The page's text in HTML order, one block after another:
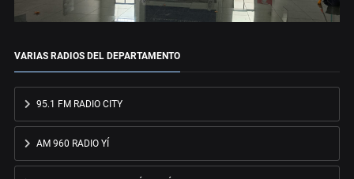
VARIAS RADIOS DEL DEPARTAMENTO
95.1 FM RADIO CITY
AM 960 RADIO YÍ